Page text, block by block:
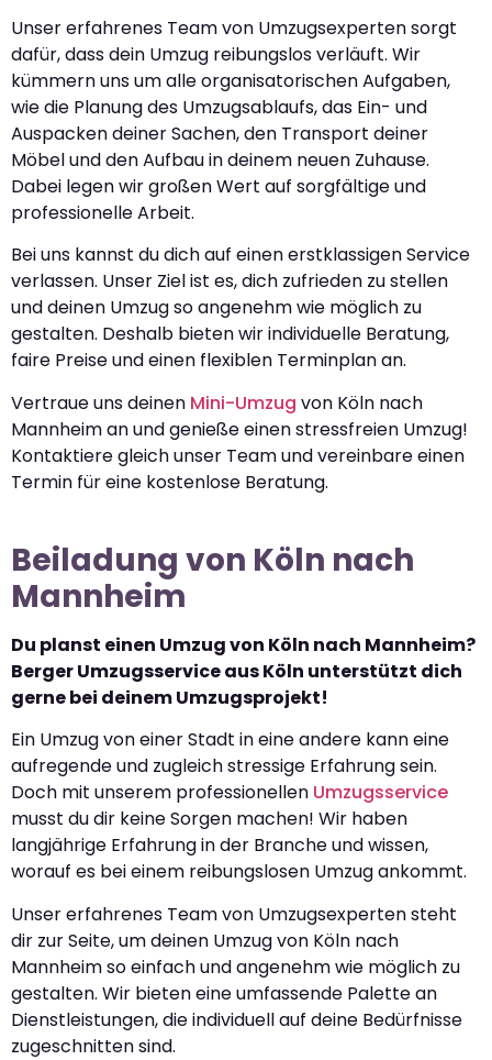
Unser erfahrenes Team von Umzugsexperten sorgt
dafür, dass dein Umzug reibungslos verläuft. Wir
kümmern uns um alle organisatorischen Aufgaben,
wie die Planung des Umzugsablaufs, das Ein- und
Auspacken deiner Sachen, den Transport deiner
Möbel und den Aufbau in deinem neuen Zuhause.
Dabei legen wir großen Wert auf sorgfältige und
professionelle Arbeit.
Bei uns kannst du dich auf einen erstklassigen Service
verlassen. Unser Ziel ist es, dich zufrieden zu stellen
und deinen Umzug so angenehm wie möglich zu
gestalten. Deshalb bieten wir individuelle Beratung,
faire Preise und einen flexiblen Terminplan an.
Vertraue uns deinen Mini-Umzug von Köln nach
Mannheim an und genieße einen stressfreien Umzug!
Kontaktiere gleich unser Team und vereinbare einen
Termin für eine kostenlose Beratung.
Beiladung von Köln nach
Mannheim
Du planst einen Umzug von Köln nach Mannheim?
Berger Umzugsservice aus Köln unterstützt dich
gerne bei deinem Umzugsprojekt!
Ein Umzug von einer Stadt in eine andere kann eine
aufregende und zugleich stressige Erfahrung sein.
Doch mit unserem professionellen Umzugsservice
musst du dir keine Sorgen machen! Wir haben
langjährige Erfahrung in der Branche und wissen,
worauf es bei einem reibungslosen Umzug ankommt.
Unser erfahrenes Team von Umzugsexperten steht
dir zur Seite, um deinen Umzug von Köln nach
Mannheim so einfach und angenehm wie möglich zu
gestalten. Wir bieten eine umfassende Palette an
Dienstleistungen, die individuell auf deine Bedürfnisse
zugeschnitten sind.